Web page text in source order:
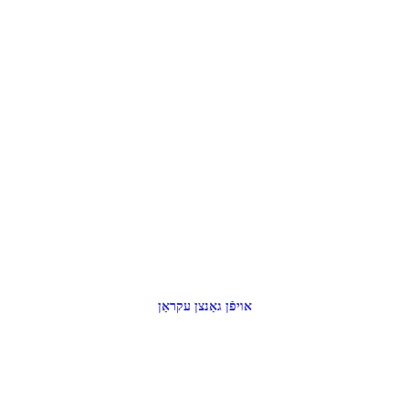
אויפֿן גאַנצן עקראַן